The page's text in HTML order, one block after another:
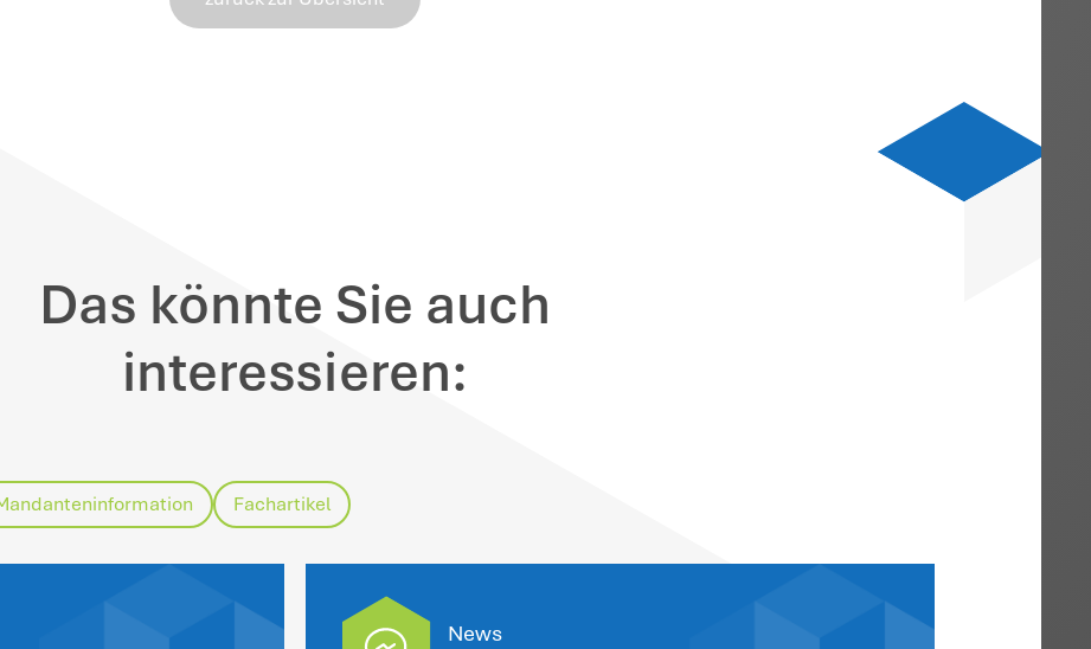
Bekanntgabe des Ablehnungsbescheids vom 4.12.2019 erhoben, sondern erst
: Der Kläger hatte im Revisionsverfahren beim BFH noch geltend gemacht,
dass das Finanzamt „die Anerkennung der Klage verweigert“ habe. Der BFH ließ
Ablehnungsbescheid ergangen sei; die Klage wäre insoweit nämlich unzulässig
gewesen, weil der Kläger zuvor keinen (erneuten) Antrag auf Auskunftserteilung
hat. Der ursprüngliche Antrag datierte vom 25.9.2019 und lag damit bereits mehr als
Der BFH verlangt bei datenschutzrechtlichen Verfahren die Erfüllung der formalen
grundsätzlich einen Antrag beim Finanzamt stellen, und dieser Antrag muss vom
Finanzamt abgelehnt werden. Anderenfalls fehlt dem Kläger die sog. Beschwer.